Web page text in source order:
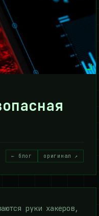
← блог оригинал ↗
руки хакеров,